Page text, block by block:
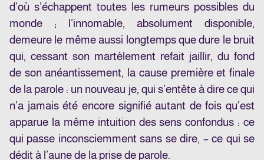
d’où s’échappent toutes les rumeurs possibles du
monde ; l’innomable, absolument disponible,
demeure le même aussi longtemps que dure le bruit
qui, cessant son martèlement refait jaillir, du fond
de son anéantissement, la cause première et finale
de la parole : un nouveau je, qui s’entête à dire ce qui
n’a jamais été encore signifié autant de fois qu’est
apparue la même intuition des sens confondus : ce
qui passe inconsciemment sans se dire, – ce qui se
dédit à l’aune de la prise de parole.